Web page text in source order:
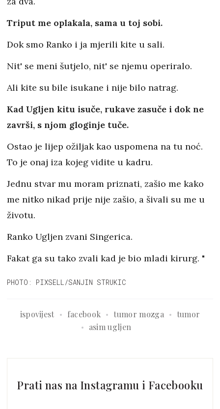
Triput me oplakala, sama u toj sobi.
Dok smo Ranko i ja mjerili kite u sali.
Nit' se meni šutjelo, nit' se njemu operiralo.
Ali kite su bile isukane i nije bilo natrag.
Kad Ugljen kitu isuče, rukave zasuče i dok ne
završi, s njom gloginje tuče.
Ostao je lijep ožiljak kao uspomena na tu noć.
To je onaj iza kojeg vidite u kadru.
Jednu stvar mu moram priznati, zašio me kako
me nitko nikad prije nije zašio, a šivali su me u
životu.
Ranko Ugljen zvani Singerica.
Fakat ga su tako zvali kad je bio mladi kirurg. "
PHOTO: PIXSELL/SANJIN STRUKIC
ispovijest facebook tumor mozga
tumor
asim ugljen
Prati nas na Instagramu i Facebooku